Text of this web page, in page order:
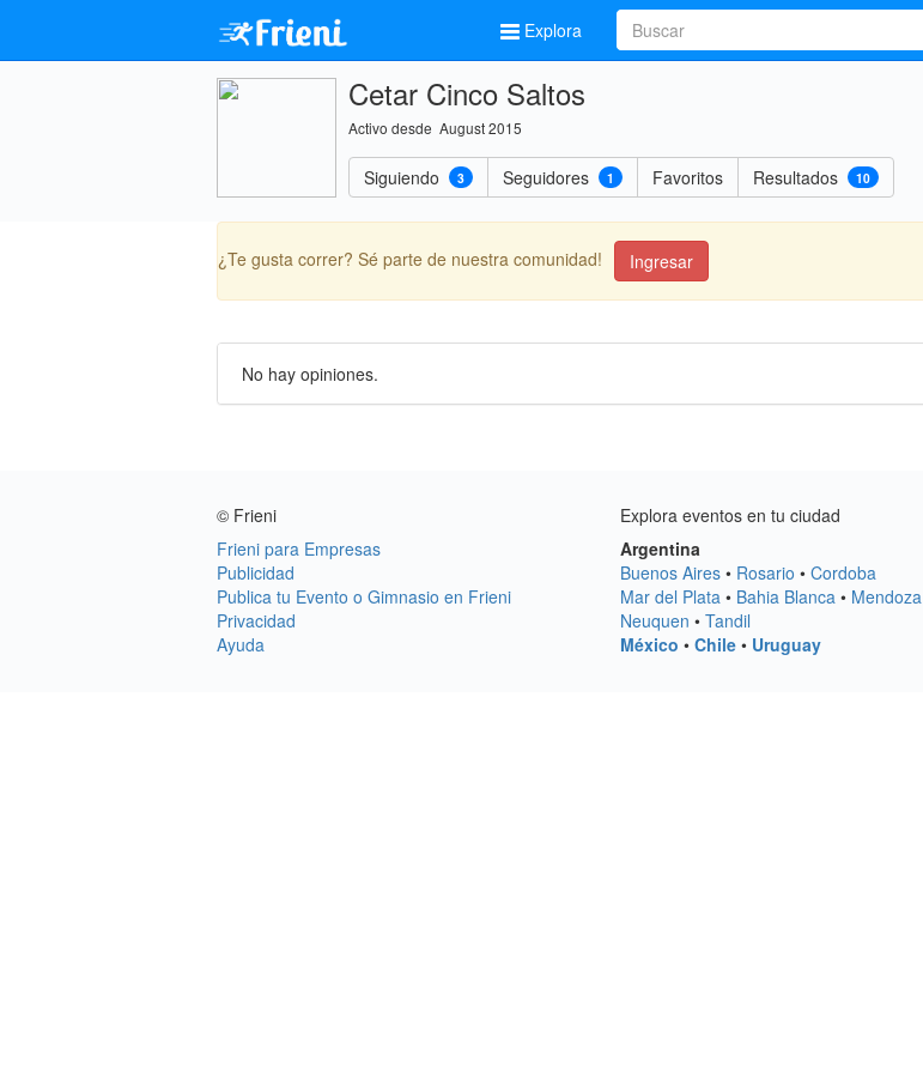
Explora
Cetar Cinco Saltos
Activo desde August 2015
Siguiendo 3 Seguidores 1 Favoritos Resultados 10
¿Te gusta correr? Sé parte de nuestra comunidad! Ingresar
No hay opiniones.
© Frieni
Frieni para Empresas
Publicidad
Publica tu Evento o Gimnasio en Frieni
Privacidad
Ayuda
Explora eventos en tu ciudad
Argentina
Buenos Aires • Rosario •Cordoba
Mar del Plata • Bahia Blanca • Mendoza
Neuquen •Tandil
México •Chile • Uruguay